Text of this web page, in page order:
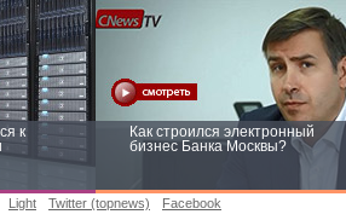
к
Как строился электронный
бизнес Банка Москвы?
Light Twitter (topnews) Facebook